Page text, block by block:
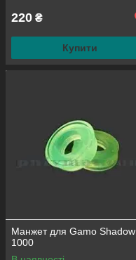
220 ₴
Купити
Манжет для Gamo Shadow
1000